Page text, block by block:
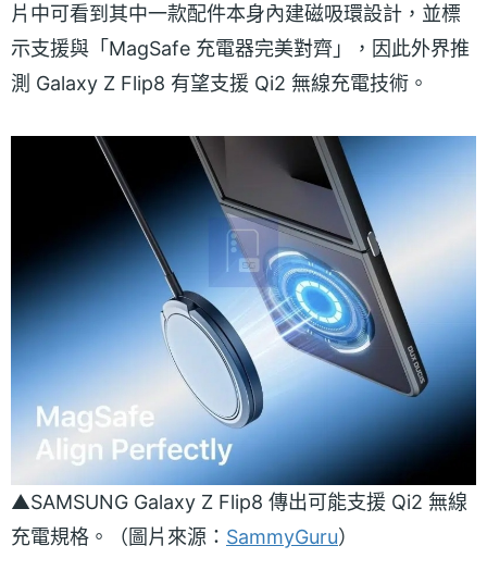
片中可看到其中一款配件本身內建磁吸環設計，並標
示支援與「MagSafe 充電器完美對齊」，因此外界推
測 Galaxy Z Flip8 有望支援 Qi2 無線充電技術。
▲SAMSUNG Galaxy Z Flip8 傳出可能支援 Qi2 無線
充電規格。（圖片來源： SammyGuru）